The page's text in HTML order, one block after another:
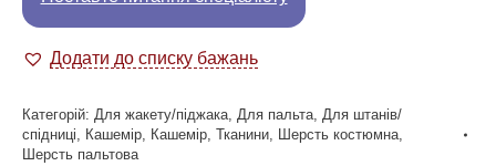
Додати до списку бажань
Категорій: Для жакету/піджака Для пальта Для штанів/
спідниці
Кашемір Кашемір Тканини Шерсть костюмна
Шерсть пальтова